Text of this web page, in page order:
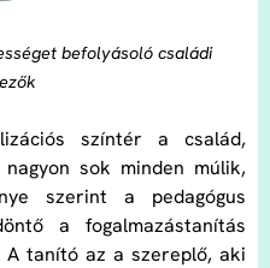
befolyásoló családi
színtér a család,
sok minden múlik,
szerint a pedagógus
a fogalmazástanítás
A tanító az a szereplő, aki